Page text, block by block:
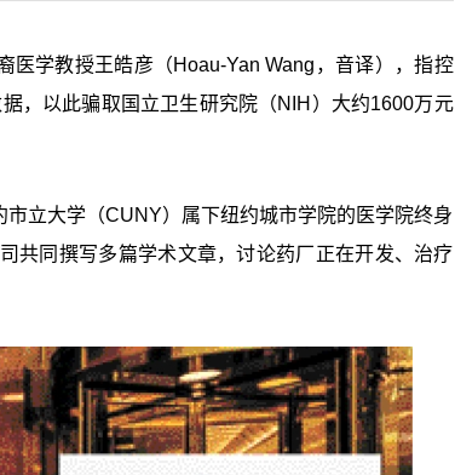
医学教授王皓彦（Hoau-Yan Wang ，音译），指控
，以此骗取国立卫生研究院（NIH ）大约1600万元
立大学（CUNY）属下纽约城市学院的医学院终身
共同撰写多篇学术文章，讨论药厂正在开发、治疗